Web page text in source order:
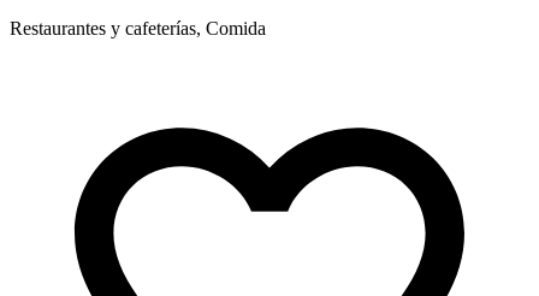
Restaurantes y cafeterías, Comida